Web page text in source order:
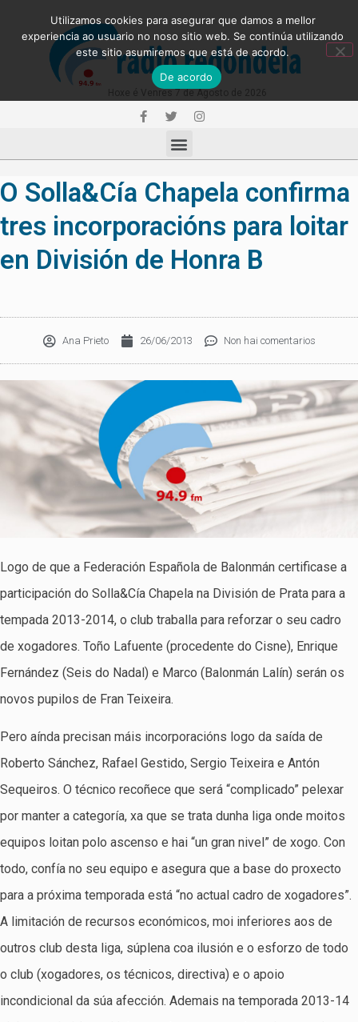
O Solla&Cía Chapela confirma
tres incorporacións para loitar
en División de Honra B
Ana Prieto 26/06/2013 Non hai comentarios
Logo de que a Federación Española de Balonmán certificase a
participación do Solla&Cía Chapela na División de Prata para a
tempada 2013-2014, o club traballa para reforzar o seu cadro
de xogadores. Toño Lafuente (procedente do Cisne), Enrique
Fernández (Seis do Nadal) e Marco (Balonmán Lalín) serán os
novos pupilos de Fran Teixeira.
Pero aínda precisan máis incorporacións logo da saída de
Roberto Sánchez, Rafael Gestido, Sergio Teixeira e Antón
Sequeiros. O técnico recoñece que será “complicado” pelexar
por manter a categoría, xa que se trata dunha liga onde moitos
equipos loitan polo ascenso e hai “un gran nivel” de xogo. Con
todo, confía no seu equipo e asegura que a base do proxecto
para a próxima temporada está “no actual cadro de xogadores”.
A limitación de recursos económicos, moi inferiores aos de
outros club desta liga, súplena coa ilusión e o esforzo de todo
o club (xogadores, os técnicos, directiva) e o apoio
incondicional da súa afección. Ademais na temporada 2013-14
Utilizamos cookies para asegurar que damos a mellor
experiencia ao usuario no noso sitio web. Se continúa utilizando
este sitio asumiremos que está de acordo.
De acordo